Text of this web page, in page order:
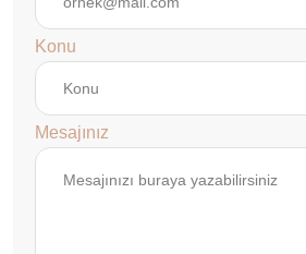
Konu
Mesajınız